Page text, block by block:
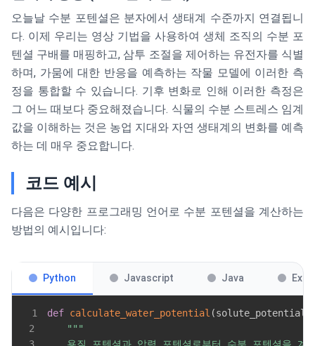
오늘날 수분 포텐셜은 분자에서 생태계 수준까지 연결됩니
다. 이제 우리는 영상 기법을 사용하여 생체 조직의 수분 포
텐셜 구배를 매핑하고, 삼투 조절을 제어하는 유전자를 식별
하며, 가뭄에 대한 반응을 예측하는 작물 모델에 이러한 측
정을 통합할 수 있습니다. 기후 변화로 인해 이러한 측정은
그 어느 때보다 중요해졌습니다. 식물의 수분 스트레스 임계
값을 이해하는 것은 농업 지대와 자연 생태계의 변화를 예측
하는 데 매우 중요합니다.
코드 예시
다음은 다양한 프로그래밍 언어로 수분 포텐셜을 계산하는
방법의 예시입니다:
Python Javascript Java
1 def calculate_water_potential (solute_potential
2